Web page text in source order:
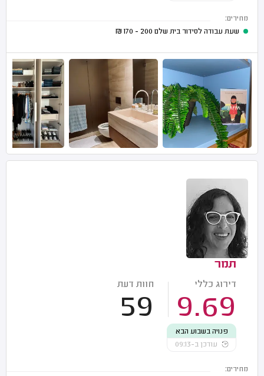
מחירים:
שעת עבודה לסידור בית שלם 200 - 170
₪
תמר
דירוג כללי
9.69
חוות דעת
59
פנויה בשבוע הבא
עודכן ב-09:13
מחירים: